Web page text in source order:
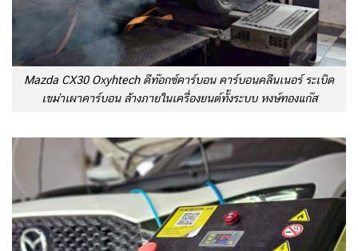
Mazda CX30 Oxyhtech ดีท๊อกซ์คาร์บอน คาร์บอนคลีนเนอร์ ระเบิด
เขม่าเผาคาร์บอน ล้างภายในเครื่องยนต์ทั้งระบบ หงษ์ทองแก๊ส